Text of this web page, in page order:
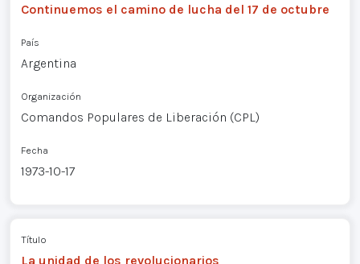
Continuemos el camino de lucha del 17 de octubre
País
Argentina
Organización
Comandos Populares de Liberación (CPL)
Fecha
1973-10-17
Título
La unidad de los revolucionarios